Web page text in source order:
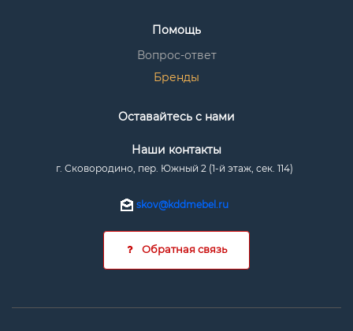
Помощь
Вопрос-ответ
Бренды
Оставайтесь с нами
Наши контакты
г. Сковородино, пер. Южный 2 (1-й этаж, сек. 114)
skov@kddmebel.ru
Обратная связь